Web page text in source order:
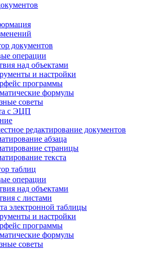
документов
операции
над объектами
и настройки
программы
формулы
советы
с ЭЦП
редактирование документов
абзаца
страницы
текста
таблиц
операции
над объектами
с листами
электронной таблицы
и настройки
программы
формулы
советы